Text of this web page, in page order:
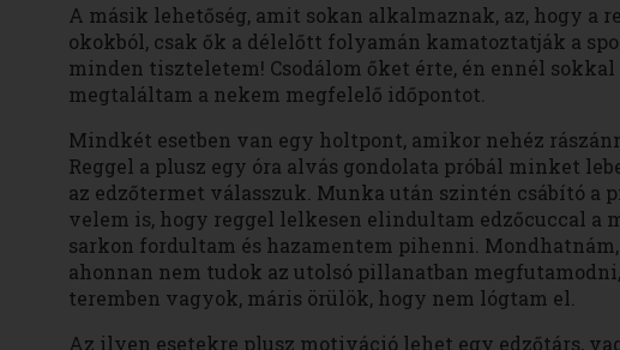
A másik lehetőség, amit sokan alkalmaznak, az, hogy a
okokból, csak ők a délelőtt folyamán kamatoztatják a
minden tiszteletem! Csodálom őket érte, én ennél
megtaláltam a nekem megfelelő időpontot.
Mindkét esetben van egy holtpont, amikor nehéz
Reggel a plusz egy óra alvás gondolata próbál minket
az edzőtermet válasszuk. Munka után szintén csábító a
velem is, hogy reggel lelkesen elindultam edzőcuccal a
sarkon fordultam és hazamentem pihenni.
ahonnan nem tudok az utolsó pillanatban
teremben vagyok, máris örülök, hogy nem lógtam el.
Az ilyen esetekre plusz motiváció lehet egy edzőtárs,